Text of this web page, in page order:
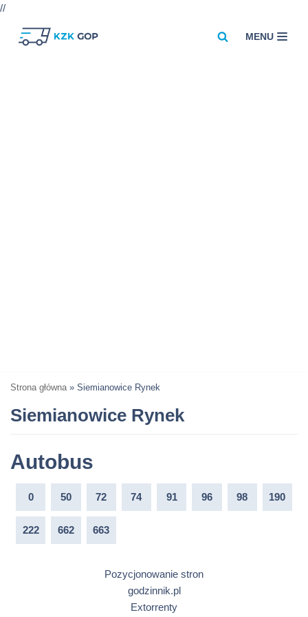
//
MENU
Strona główna » Siemianowice Rynek
Siemianowice Rynek
Autobus
0 50 72 74 91 96 98 190
222 662 663
Pozycjonowanie stron
godzinnik.pl
Extorrenty